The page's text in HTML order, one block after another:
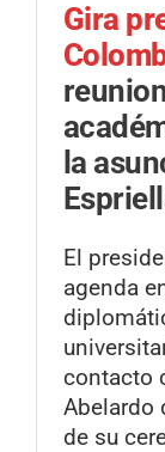
Gira
la
El
agenda
contacto
Abelardo
de su